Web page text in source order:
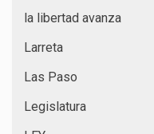
la libertad avanza
Larreta
Las Paso
Legislatura